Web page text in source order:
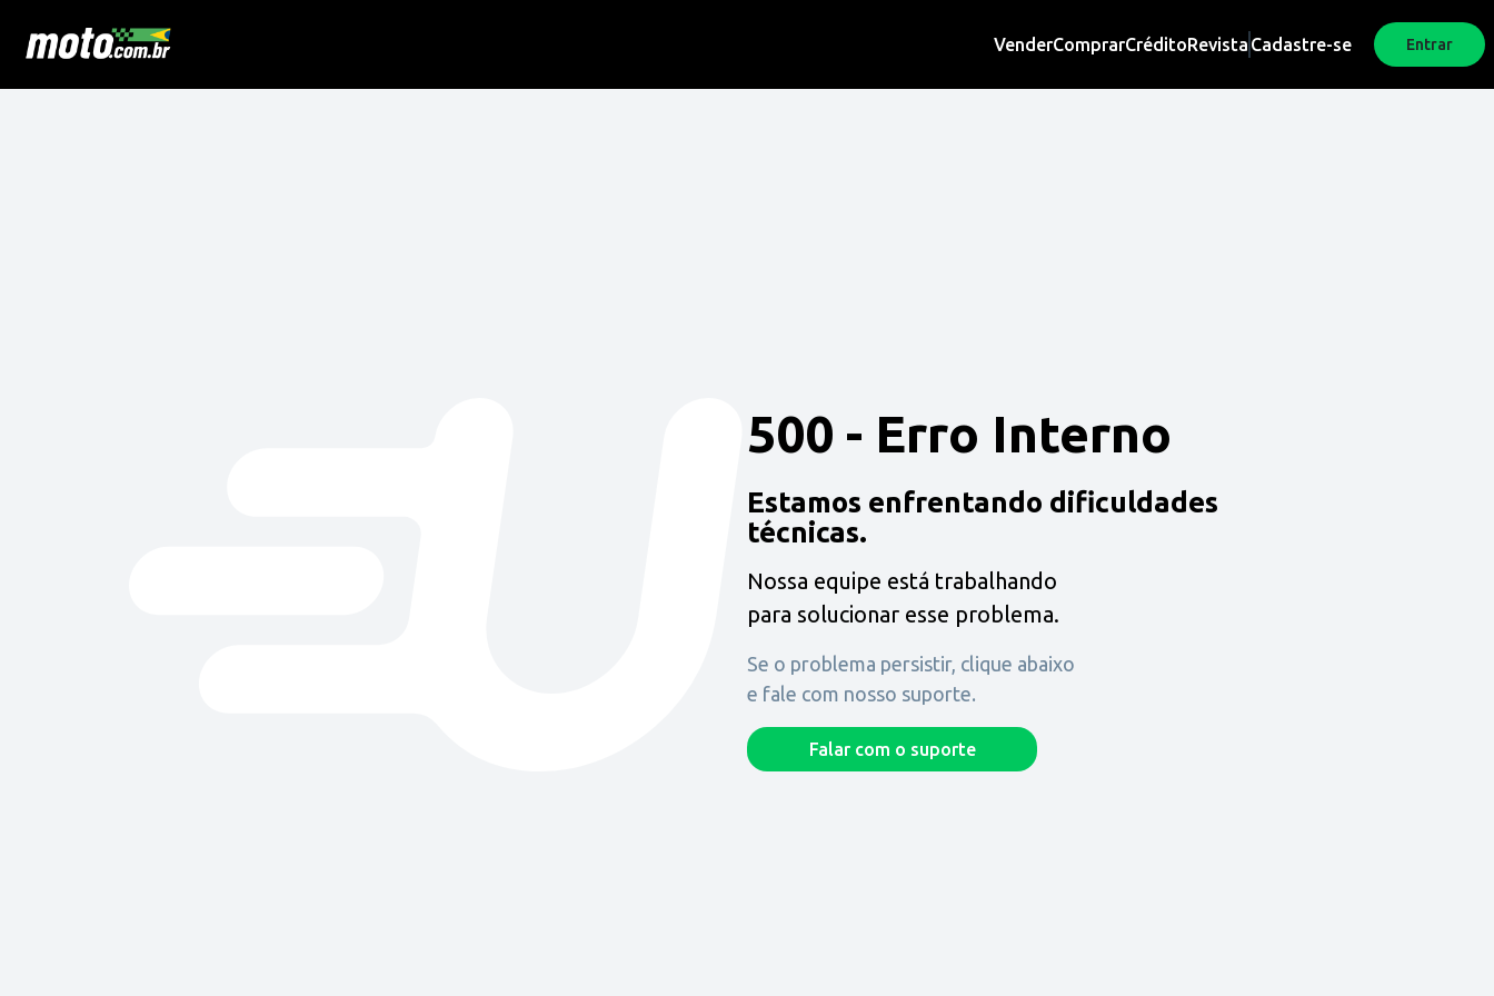
VenderComprarCréditoRevista Cadastre-se Entrar
500 - Erro Interno
Estamos enfrentando dificuldades
técnicas.
Nossa equipe está trabalhando
para solucionar esse problema.
Se o problema persistir, clique abaixo
e fale com nosso suporte.
Falar com o suporte